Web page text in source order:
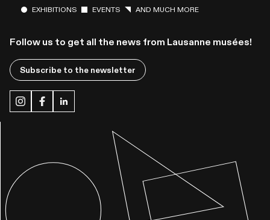
EXHIBITIONS EVENTS AND MUCH MORE
Follow us to get all the news from Lausanne musées!
Subscribe to the newsletter